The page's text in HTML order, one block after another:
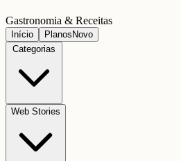
Gastronomia & Receitas
Início Planos Novo
Categorias
Web Stories